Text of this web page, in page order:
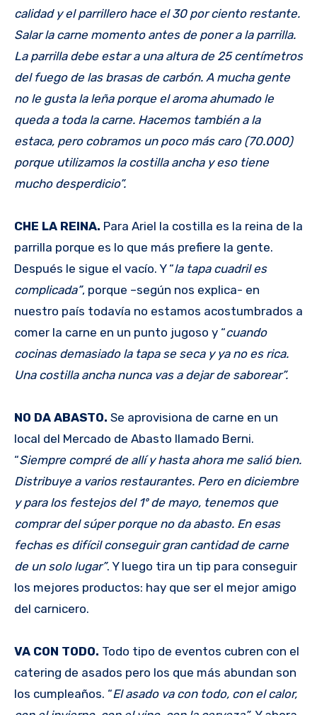
calidad y el parrillero hace el 30 por ciento restante.
Salar la carne momento antes de poner a la parrilla.
La parrilla debe estar a una altura de 25 centímetros
del fuego de las brasas de carbón. A mucha gente
no le gusta la leña porque el aroma ahumado le
queda a toda la carne. Hacemos también a la
estaca, pero cobramos un poco más caro (70.000)
porque utilizamos la costilla ancha y eso tiene
mucho desperdicio”.
CHE LA REINA. Para Ariel la costilla es la reina de la
parrilla porque es lo que más prefiere la gente.
Después le sigue el vacío. Y “la tapa cuadril es
complicada”, porque –según nos explica- en
nuestro país todavía no estamos acostumbrados a
comer la carne en un punto jugoso y “cuando
cocinas demasiado la tapa se seca y ya no es rica.
Una costilla ancha nunca vas a dejar de saborear”.
NO DA ABASTO. Se aprovisiona de carne en un
local del Mercado de Abasto llamado Berni.
“Siempre compré de allí y hasta ahora me salió bien.
Distribuye a varios restaurantes. Pero en diciembre
y para los festejos del 1º de mayo, tenemos que
comprar del súper porque no da abasto. En esas
fechas es difícil conseguir gran cantidad de carne
de un solo lugar”. Y luego tira un tip para conseguir
los mejores productos: hay que ser el mejor amigo
del carnicero.
VA CON TODO. Todo tipo de eventos cubren con el
catering de asados pero los que más abundan son
los cumpleaños. “El asado va con todo, con el calor,